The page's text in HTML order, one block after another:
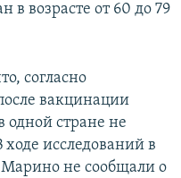
возрасте от 60 до 79
согласно
вакцинации
одной стране не
исследований в
не сообщали о